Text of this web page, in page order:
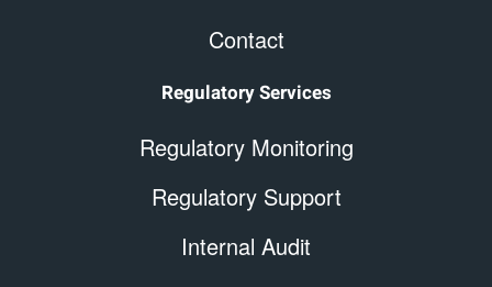
Contact
Regulatory Services
Regulatory Monitoring
Regulatory Support
Internal Audit